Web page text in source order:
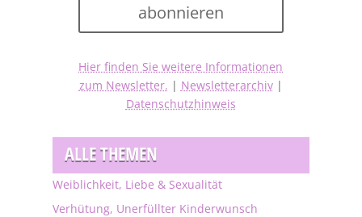
abonnieren
Hier finden Sie weitere Informationen
zum Newsletter. | Newsletterarchiv|
Datenschutzhinweis
ALLE THEMEN
Weiblichkeit, Liebe & Sexualität
Verhütung, Unerfüllter Kinderwunsch